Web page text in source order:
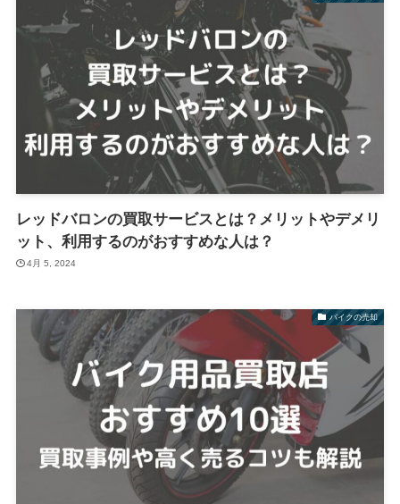
レッドバロンの買取サービスとは？メリットやデメリ
ット、利用するのがおすすめな人は？
4月 5, 2024
バイクの売却